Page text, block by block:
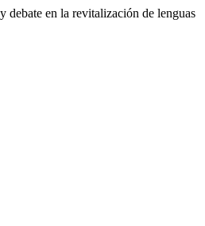
en la revitalización de lenguas